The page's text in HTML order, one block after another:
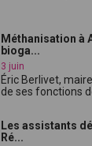
Méthanisation à
bioga...
3 juin
Éric Berlivet,
de ses fonctions
Les assistants
Ré...